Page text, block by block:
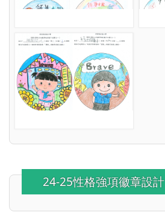
24-25性格強項徽章設計